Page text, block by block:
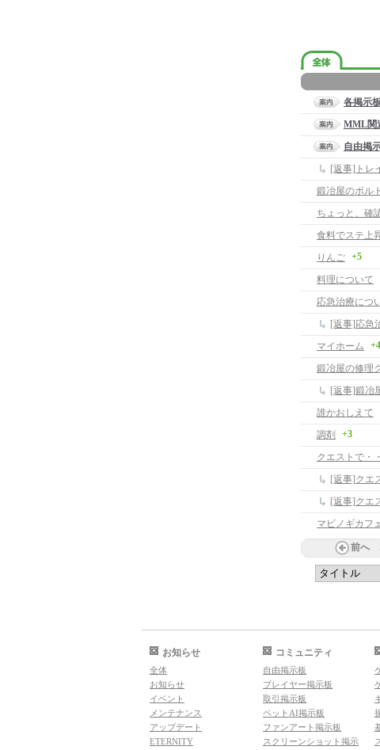
各掲示
MML関
自由掲
[返事]トレ
鍛冶屋のボル
ちょっと、確
食料でステ上
りんご +5
料理について
応急治療につ
[返事]応急
マイホーム
+4
鍛冶屋の修理
[返事]鍛冶
誰かおしえて
調剤
+3
クエストで・
[返事]クエ
[返事]クエ
マビノギカフ
前へ
お知らせ
全体
お知らせ
イベント
メンテナンス
アップデート
ETERNITY
コミュニティ
自由掲示板
プレイヤー掲示板
取引掲示板
ペットAI掲示板
ファンアート掲示板
スクリーンショット掲示